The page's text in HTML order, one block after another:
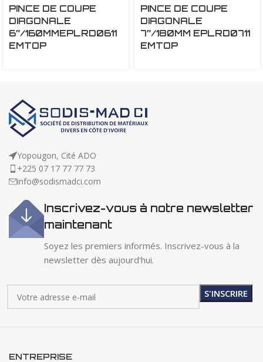
PINCE DE COUPE
DIAGONALE
6″/160MMEPLRD0611
EMTOP
PINCE DE COUPE
DIAGONALE
7″/180MM EPLRD0711
EMTOP
Yopougon, Cité ADO
+225 07 17 77 77 73
info@sodismadci.com
Inscrivez-vous à notre newsletter
maintenant
Soyez les premiers informés. Inscrivez-vous à la
newsletter dès aujourd'hui.
ENTREPRISE